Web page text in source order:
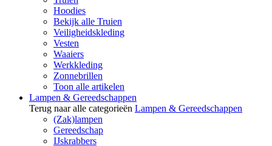
Hoodies
Bekijk alle Truien
Veiligheidskleding
Vesten
Waaiers
Werkkleding
Zonnebrillen
Toon alle artikelen
Lampen & Gereedschappen
Terug naar alle categorieën Lampen & Gereedschappen
(Zak)lampen
Gereedschap
IJskrabbers